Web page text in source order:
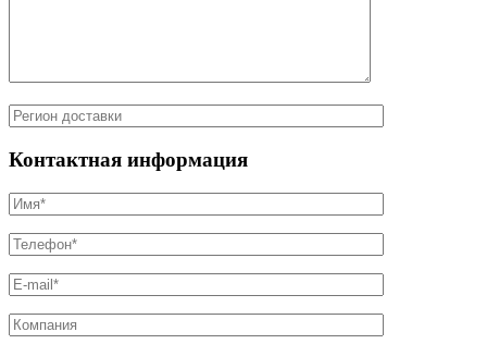
Контактная информация